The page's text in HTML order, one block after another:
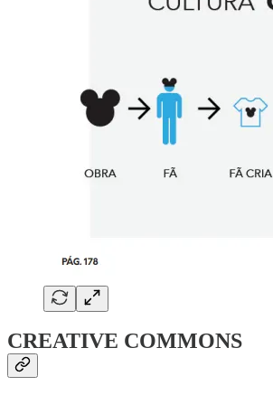
CREATIVE COMMONS